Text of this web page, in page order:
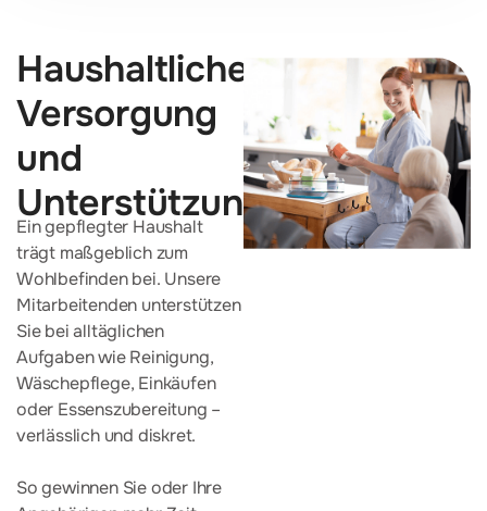
Haushaltliche
Versorgung
und
Unterstützung
Ein gepflegter Haushalt
trägt maßgeblich zum
Wohlbefinden bei. Unsere
Mitarbeitenden unterstützen
Sie bei alltäglichen
Aufgaben wie Reinigung,
Wäschepflege, Einkäufen
oder Essenszubereitung –
verlässlich und diskret.
So gewinnen Sie oder Ihre